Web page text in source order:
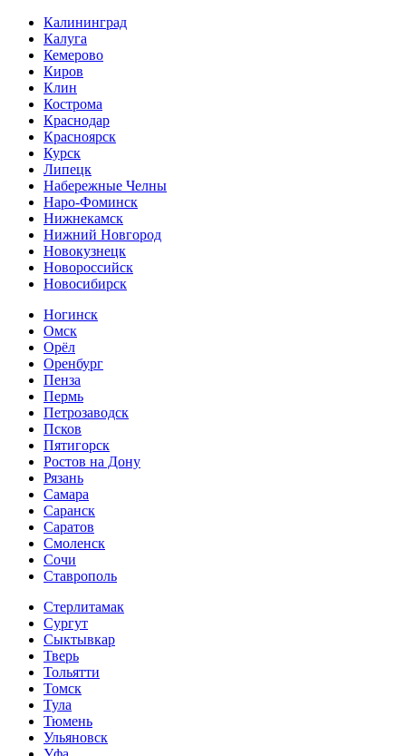
Калининград
Калуга
Кемерово
Киров
Клин
Кострома
Краснодар
Красноярск
Курск
Липецк
Набережные Челны
Наро-Фоминск
Нижнекамск
Нижний Новгород
Новокузнецк
Новороссийск
Новосибирск
Ногинск
Омск
Орёл
Оренбург
Пенза
Пермь
Петрозаводск
Псков
Пятигорск
Ростов на Дону
Рязань
Самара
Саранск
Саратов
Смоленск
Сочи
Ставрополь
Стерлитамак
Сургут
Сыктывкар
Тверь
Тольятти
Томск
Тула
Тюмень
Ульяновск